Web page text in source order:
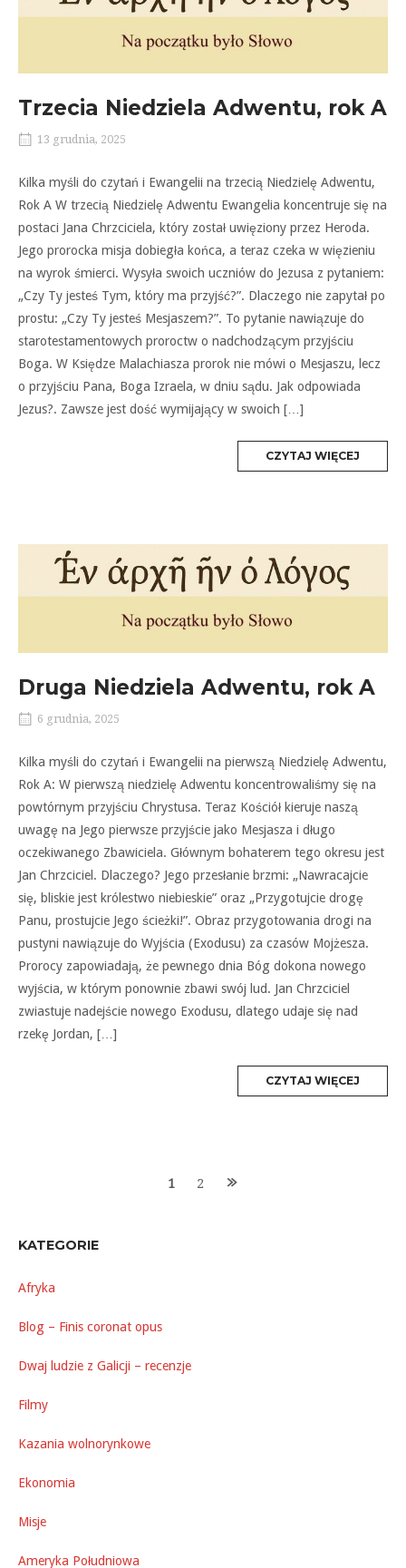
Trzecia Niedziela Adwentu, rok A
13 grudnia, 2025
Kilka myśli do czytań i Ewangelii na trzecią Niedzielę Adwentu,
Rok A W trzecią Niedzielę Adwentu Ewangelia koncentruje się na
postaci Jana Chrzciciela, który został uwięziony przez Heroda.
Jego prorocka misja dobiegła końca, a teraz czeka w więzieniu
na wyrok śmierci. Wysyła swoich uczniów do Jezusa z pytaniem:
„Czy Ty jesteś Tym, który ma przyjść?”. Dlaczego nie zapytał po
prostu: „Czy Ty jesteś Mesjaszem?”. To pytanie nawiązuje do
starotestamentowych proroctw o nadchodzącym przyjściu
Boga. W Księdze Malachiasza prorok nie mówi o Mesjaszu, lecz
o przyjściu Pana, Boga Izraela, w dniu sądu. Jak odpowiada
Jezus?. Zawsze jest dość wymijający w swoich […]
CZYTAJ WIĘCEJ
Druga Niedziela Adwentu, rok A
6 grudnia, 2025
Kilka myśli do czytań i Ewangelii na pierwszą Niedzielę Adwentu,
Rok A: W pierwszą niedzielę Adwentu koncentrowaliśmy się na
powtórnym przyjściu Chrystusa. Teraz Kościół kieruje naszą
uwagę na Jego pierwsze przyjście jako Mesjasza i długo
oczekiwanego Zbawiciela. Głównym bohaterem tego okresu jest
Jan Chrzciciel. Dlaczego? Jego przesłanie brzmi: „Nawracajcie
się, bliskie jest królestwo niebieskie” oraz „Przygotujcie drogę
Panu, prostujcie Jego ścieżki!”. Obraz przygotowania drogi na
pustyni nawiązuje do Wyjścia (Exodusu) za czasów Mojżesza.
Prorocy zapowiadają, że pewnego dnia Bóg dokona nowego
wyjścia, w którym ponownie zbawi swój lud. Jan Chrzciciel
zwiastuje nadejście nowego Exodusu, dlatego udaje się nad
rzekę Jordan, […]
CZYTAJ WIĘCEJ
1 2
KATEGORIE
Afryka
Blog – Finis coronat opus
Dwaj ludzie z Galicji – recenzje
Filmy
Kazania wolnorynkowe
Ekonomia
Misje
Ameryka Południowa